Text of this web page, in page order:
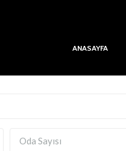
ANASAYFA
Oda Sayısı